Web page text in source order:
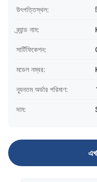
উৎপত্তিস্থল:
ব্র্যান্ড নাম:
সার্টিফিকেশন:
মডেল নম্বর:
ন্যূনতম অর্ডার পরিমাণ:
দাম: